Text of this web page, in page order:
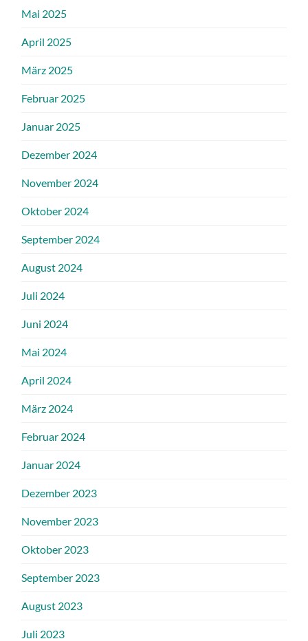
Mai 2025
April 2025
März 2025
Februar 2025
Januar 2025
Dezember 2024
November 2024
Oktober 2024
September 2024
August 2024
Juli 2024
Juni 2024
Mai 2024
April 2024
März 2024
Februar 2024
Januar 2024
Dezember 2023
November 2023
Oktober 2023
September 2023
August 2023
Juli 2023